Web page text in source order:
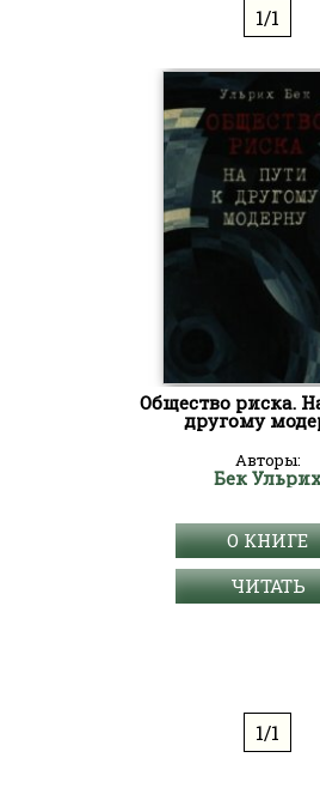
1/1
Общество риска.
другому
Авторы:
Бек Ульрих
О КНИГЕ
ЧИТАТЬ
1/1